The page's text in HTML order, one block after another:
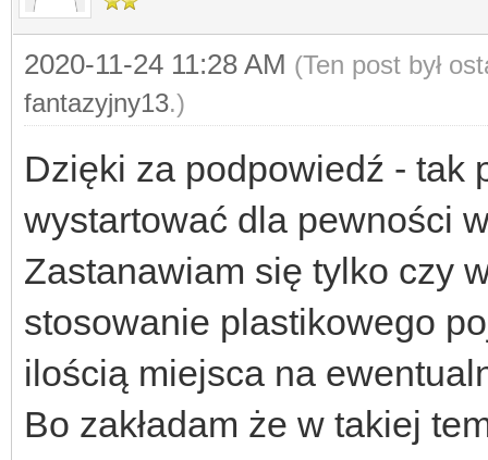
2020-11-24 11:28 AM (Ten post był
fantazyjny13.)
Dzięki za podpowiedź - tak
wystartować dla pewności
Zastanawiam się tylko czy
stosowanie plastikowego
ilością miejsca na
Bo zakładam że w takiej